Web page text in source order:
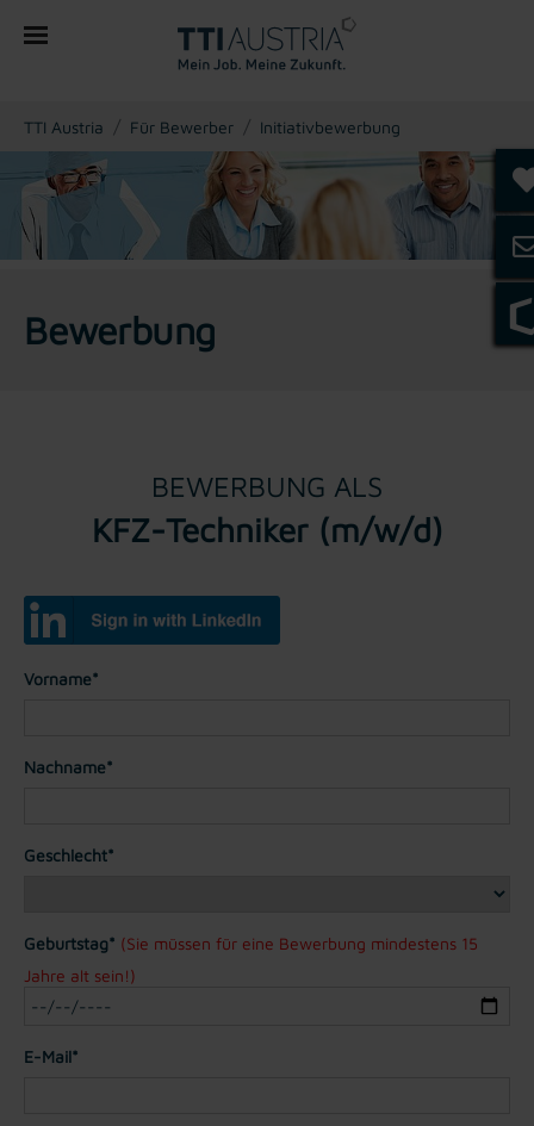
You are here:
TTI Austria Für Bewerber Initiativbewerbung
Bewerbung
BEWERBUNG ALS
KFZ-Techniker (m/w/d)
Vorname*
Nachname*
Geschlecht*
Geburtstag* (Sie müssen für eine Bewerbung mindestens 15
Jahre alt sein!)
E-Mail*